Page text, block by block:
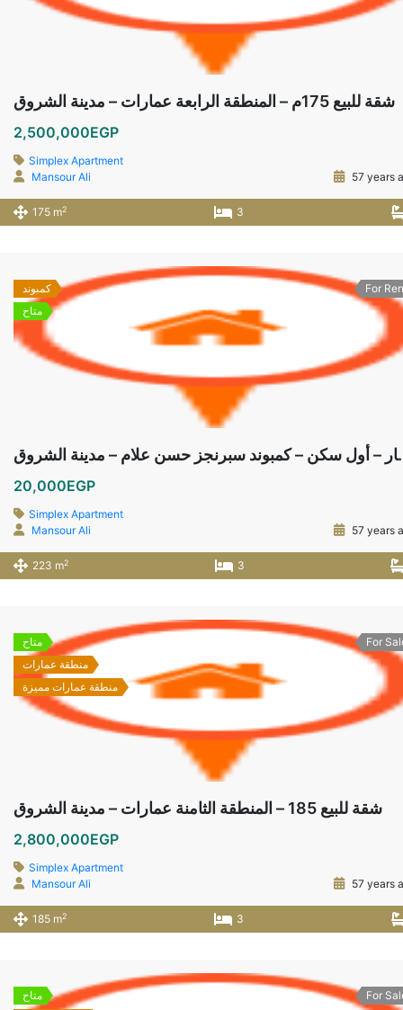
شقة للبيع 175م – المنطقة الرابعة عمارات – مدينة الشروق
2,500,000EGP
Simplex Apartment
Mansour Ali
57 years
175 m2 3
كمبوند
متاح
For
مدينة الشروق
20,000EGP
Simplex Apartment
Mansour Ali
57 years
223 m2 3
متاح
منطقة عمارات
منطقة عمارات مميزة
For
شقة للبيع 185 – المنطقة الثامنة عمارات – مدينة الشروق
2,800,000EGP
Simplex Apartment
Mansour Ali
57 years
185 m2 3
متاح
For